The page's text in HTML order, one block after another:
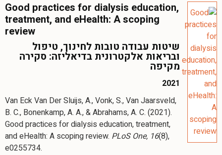
Good practices for dialysis education,
treatment, and eHealth: A scoping
review
שיטות עבודה טובות לחינוך, טיפול
ובריאות אלקטרונית בדיאליזה: סקירה
מקיפה
2021
Van Eck Van Der Sluijs, A., Vonk, S., Van Jaarsveld,
B. C., Bonenkamp, A. A., & Abrahams, A. C. (2021).
Good practices for dialysis education, treatment,
and eHealth: A scoping review. PLoS One, 16(8),